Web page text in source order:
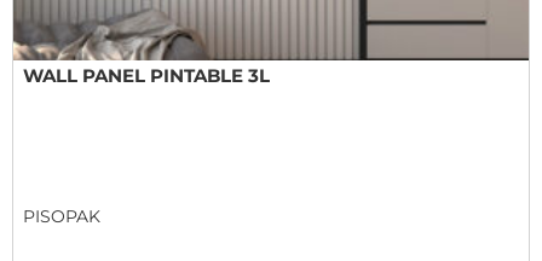
WALL PANEL PINTABLE 3L
PISOPAK